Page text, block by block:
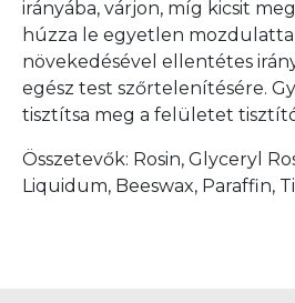
irányába, várjon, míg kicsit
húzza le egyetlen
növekedésével ellentétes
egész test szőrtelenítésére.
tisztítsa meg a felületet
Összetevők: Rosin, Glyceryl
Liquidum, Beeswax, Paraffin,